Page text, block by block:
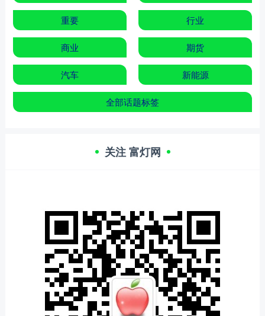
重要 行业
商业 期货
汽车 新能源
全部话题标签
关注 富灯网